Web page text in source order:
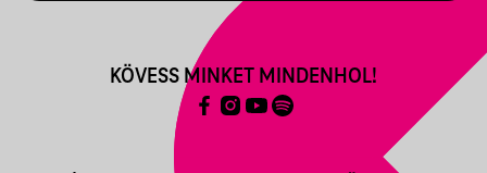
KÖVESS MINKET MINDENHOL!